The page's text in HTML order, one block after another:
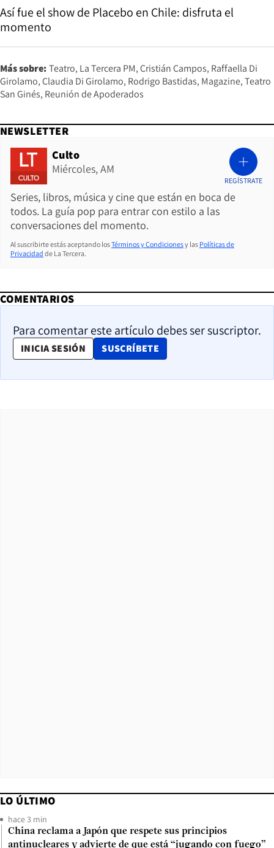
Así fue el show de Placebo en Chile: disfruta el
momento
Más sobre: Teatro La Tercera PM Cristián Campos Raffaella Di
Girolamo Claudia Di Girolamo Rodrigo Bastidas Magazine Teatro
San Ginés Reunión de Apoderados
NEWSLETTER
Culto
Miércoles, AM
Series, libros, música y cine que están en boca de
todos. La guía pop para entrar con estilo a las
conversaciones del momento.
REGÍSTRATE
Al suscribirte estás aceptando losTérminos y Condicionesy las Políticas de
Privacidad de La Tercera.
COMENTARIOS
Para comentar este artículo debes ser suscriptor.
INICIA SESIÓN SUSCRÍBETE
OPENS IN NEW WINDOW
LO ÚLTIMO
hace 3 min
China reclama a Japón que respete sus principios
antinucleares y advierte de que está “jugando con fuego”